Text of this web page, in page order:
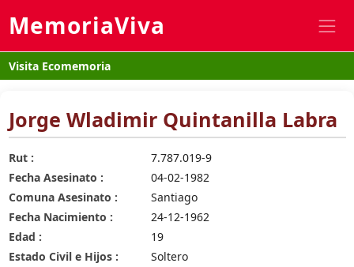
MemoriaViva
Visita Ecomemoria
Jorge Wladimir Quintanilla Labra
Rut :
7.787.019-9
Fecha Asesinato :
04-02-1982
Comuna Asesinato :
Santiago
Fecha Nacimiento :
24-12-1962
Edad :
19
Estado Civil e Hijos :
Soltero